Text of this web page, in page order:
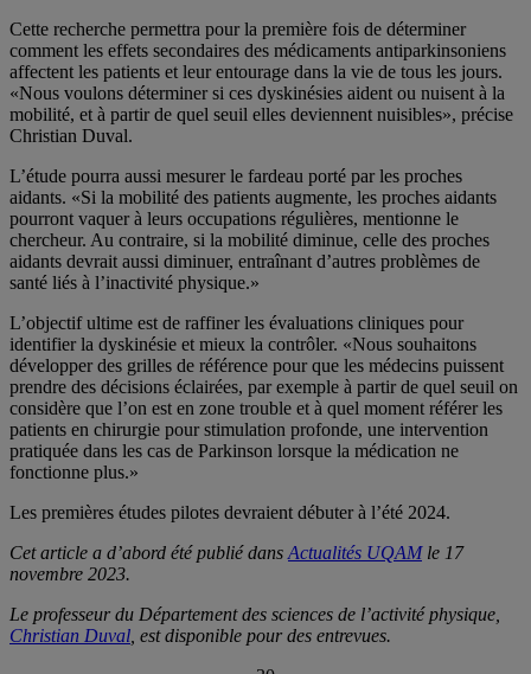
Cette recherche permettra pour la première fois de déterminer
comment les effets secondaires des médicaments antiparkinsoniens
affectent les patients et leur entourage dans la vie de tous les jours.
«Nous voulons déterminer si ces dyskinésies aident ou nuisent à la
mobilité, et à partir de quel seuil elles deviennent nuisibles», précise
Christian Duval.
L’étude pourra aussi mesurer le fardeau porté par les proches
aidants. «Si la mobilité des patients augmente, les proches aidants
pourront vaquer à leurs occupations régulières, mentionne le
chercheur. Au contraire, si la mobilité diminue, celle des proches
aidants devrait aussi diminuer, entraînant d’autres problèmes de
santé liés à l’inactivité physique.»
L’objectif ultime est de raffiner les évaluations cliniques pour
identifier la dyskinésie et mieux la contrôler. «Nous souhaitons
développer des grilles de référence pour que les médecins puissent
prendre des décisions éclairées, par exemple à partir de quel seuil on
considère que l’on est en zone trouble et à quel moment référer les
patients en chirurgie pour stimulation profonde, une intervention
pratiquée dans les cas de Parkinson lorsque la médication ne
fonctionne plus.»
Les premières études pilotes devraient débuter à l’été 2024.
Cet article a d’abord été publié dans Actualités UQAMle 17
novembre 2023.
Le professeur du Département des sciences de l’activité physique,
Christian Duval , est disponible pour des entrevues.